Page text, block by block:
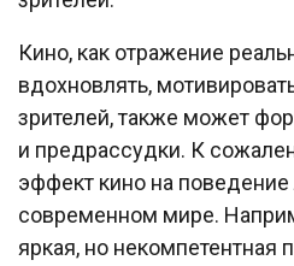
Кино, как отражение
вдохновлять,
зрителей, также может
и предрассудки. К
эффект кино на
современном мире.
яркая, но некомпетентная